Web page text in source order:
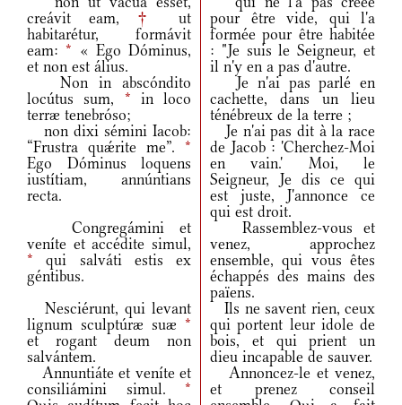
creávit eam, †
ut
habitarétur, formávit
eam:* « Ego Dóminus,
et non est álius.
pour être vide, qui l'a
formée pour être habitée
: "Je suis le Seigneur, et
il n'y en a pas d'autre.
Non in abscóndito
locútus sum, * in loco
terræ tenebróso;
Je n'ai pas parlé en
cachette, dans un lieu
ténébreux de la terre ;
non dixi sémini Iacob:
“Frustra quǽrite me”. *
Ego Dóminus loquens
iustítiam, annúntians
recta.
Je n'ai pas dit à la race
de Jacob : 'Cherchez-Moi
en vain.' Moi, le
Seigneur, Je dis ce qui
est juste, J'annonce ce
qui est droit.
Congregámini et
veníte et accédite simul,
* qui salváti estis ex
géntibus.
Rassemblez-vous et
venez, approchez
ensemble, qui vous êtes
échappés des mains des
païens.
Nesciérunt, qui levant
lignum sculptúræ suæ *
et rogant deum non
salvántem.
Ils ne savent rien, ceux
qui portent leur idole de
bois, et qui prient un
dieu incapable de sauver.
Annuntiáte et veníte et
consiliámini simul. *
Annoncez-le et venez,
et prenez conseil